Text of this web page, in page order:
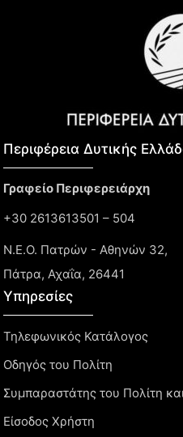
Περιφέρεια Δυτικής
Γραφείο Περιφερειάρχη
+30 2613613501 – 504
Ν.Ε.Ο. Πατρών - Αθηνών 32,
Πάτρα, Αχαΐα, 26441
Υπηρεσίες
Τηλεφωνικός Κατάλογος
Οδηγός του Πολίτη
Συμπαραστάτης του Πολίτη
Είσοδος Χρήστη